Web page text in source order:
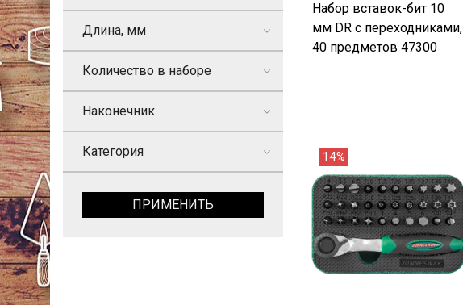
Набор вставок-бит 10
мм DR с переходниками,
40 предметов 47300
14%
Длина, мм
Количество в наборе
Наконечник
Категория
ПРИМЕНИТЬ